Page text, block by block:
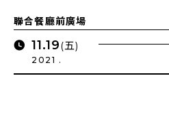
聯合餐廳前廣場
11.19(五)
2021 .